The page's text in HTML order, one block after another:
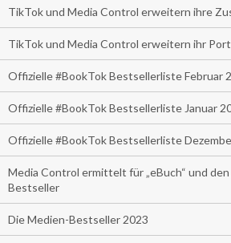
TikTok und Media Control erweitern ihre
TikTok und Media Control erweitern ihr
Offizielle #BookTok Bestsellerliste Februar
Offizielle #BookTok Bestsellerliste Januar
Offizielle #BookTok Bestsellerliste
Media Control ermittelt für „eBuch“ und den
Bestseller
Die Medien-Bestseller 2023